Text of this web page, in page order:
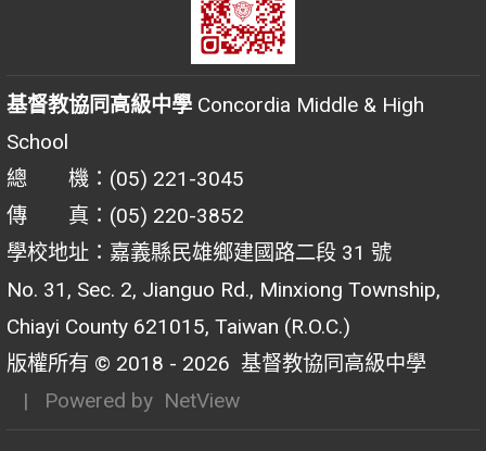
基督教協同高級中學 Concordia Middle & High
School
總 機：(05) 221-3045
傳 真：(05) 220-3852
學校地址：嘉義縣民雄鄉建國路二段 31 號
No. 31, Sec. 2, Jianguo Rd., Minxiong Township,
Chiayi County 621015, Taiwan (R.O.C.)
版權所有 © 2018 - 2026 基督教協同高級中學
| Powered by NetView